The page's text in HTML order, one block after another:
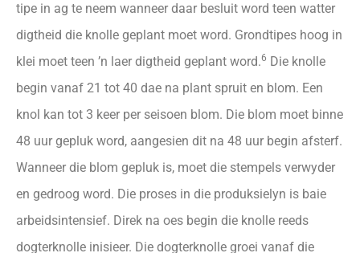
tipe in ag te neem wanneer daar besluit word teen watter
digtheid die knolle geplant moet word. Grondtipes hoog in
klei moet teen ’n laer digtheid geplant word.6 Die knolle
begin vanaf 21 tot 40 dae na plant spruit en blom. Een
knol kan tot 3 keer per seisoen blom. Die blom moet binne
48 uur gepluk word, aangesien dit na 48 uur begin afsterf.
Wanneer die blom gepluk is, moet die stempels verwyder
en gedroog word. Die proses in die produksielyn is baie
arbeidsintensief. Direk na oes begin die knolle reeds
dogterknolle inisieer. Die dogterknolle groei vanaf die